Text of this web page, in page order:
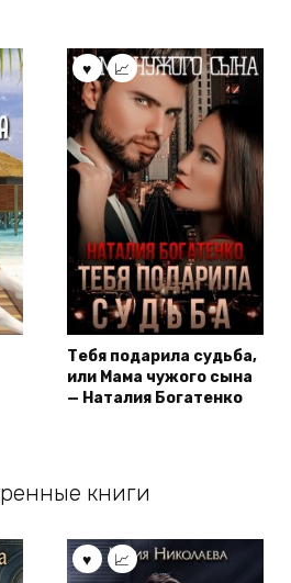
Тебя подарила судьба,
или Мама чужого сына
— Наталия Богатенко
книги